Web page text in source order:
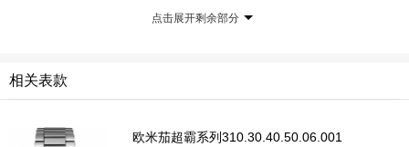
当时甚至都不知道自家的手表居然进了太空。
及欧米茄品牌都有着不可或缺的影响。
点击展开剩余部分
相关表款
欧米茄超霸系列310.30.40.50.06.001